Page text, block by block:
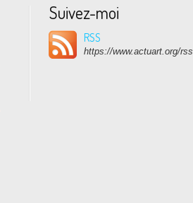
Suivez-moi
RSS
https://www.actuart.org/rss